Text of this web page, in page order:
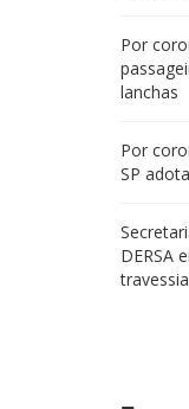
Por
lanchas
Por
SP
DERSA